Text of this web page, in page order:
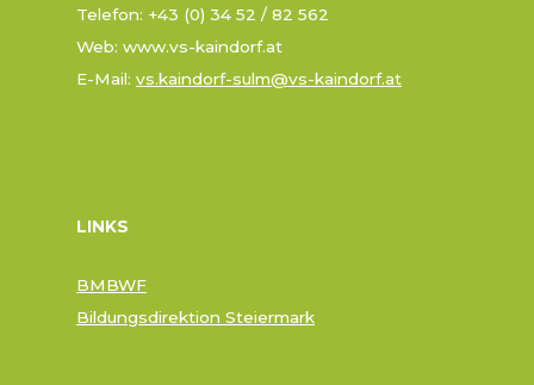
Telefon: +43 (0) 34 52 / 82 562
Web: www.vs-kaindorf.at
E-Mail: vs.kaindorf-sulm@vs-kaindorf.at
LINKS
BMBWF
Bildungsdirektion Steiermark